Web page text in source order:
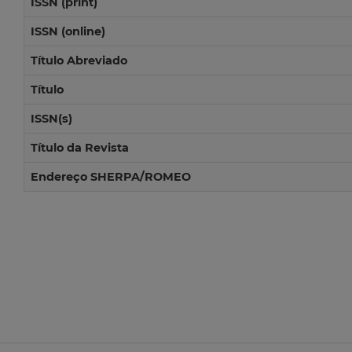
ISSN (online)
Título Abreviado
Título
ISSN(s)
Título da Revista
Endereço SHERPA/ROMEO